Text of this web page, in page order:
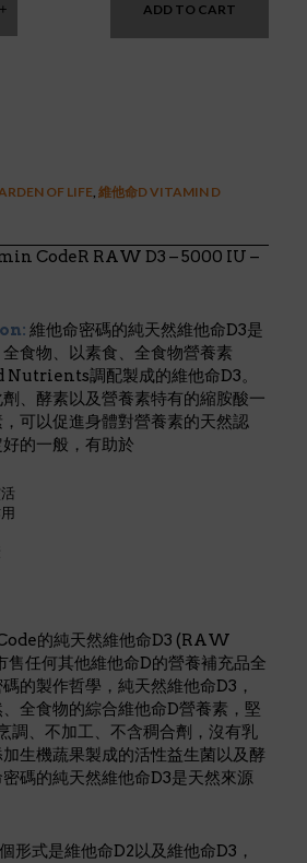
ADD TO CART
OF LIFE, 維他命D VITAMIN D
CodeR RAW D3 – 5000 IU –
維他命密碼的純天然維他命D3是
食物、以素食、全食物營養素
調配製成的維他命D3。
、酵素以及營養素特有的縮胺酸一
可以促進身體對營養素的天然認
的一般，有助於
的純天然維他命D3 (RAW
任何其他維他命D的營養補充品全
的製作哲學，純天然維他命D3，
全食物的綜合維他命D營養素，堅
調、不加工、不含稠合劑，沒有乳
生機蔬果製成的活性益生菌以及酵
碼的純天然維他命D3是天然來源
形式是維他命D2以及維他命D3，